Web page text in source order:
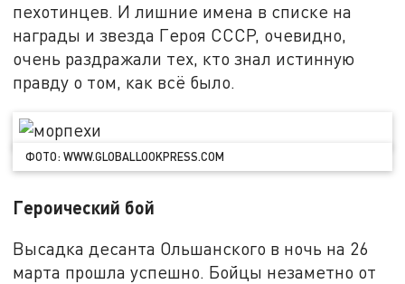
пехотинцев. И лишние имена в списке на
награды и звезда Героя СССР, очевидно,
очень раздражали тех, кто знал истинную
правду о том, как всё было.
ФОТО: WWW.GLOBALLOOKPRESS.COM
Героический бой
Высадка десанта Ольшанского в ночь на 26
марта прошла успешно. Бойцы незаметно от